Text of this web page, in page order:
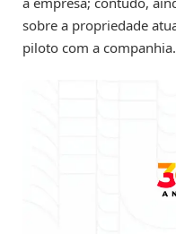
sobre a propriedade
piloto com a companhia.